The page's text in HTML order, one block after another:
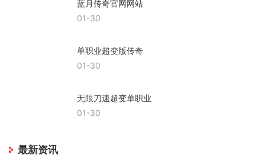
蓝月传奇官网网站
01-30
单职业超变版传奇
01-30
无限刀速超变单职业
01-30
最新资讯